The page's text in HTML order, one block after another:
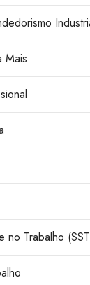
Mais
no Trabalho